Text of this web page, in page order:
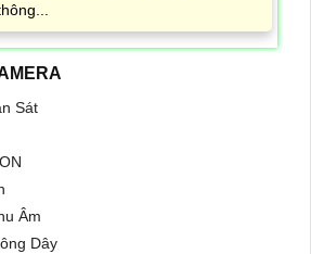
Sát
Âm
Dây